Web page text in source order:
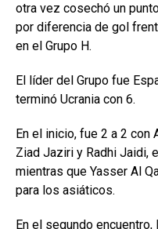
otra vez cosechó un
por diferencia de gol
en el Grupo H.
El líder del Grupo fue
terminó Ucrania con 6.
En el inicio, fue 2 a 2 con
Ziad Jaziri y Radhi Jaidi,
mientras que Yasser Al
para los asiáticos.
En el segundo encuentro,